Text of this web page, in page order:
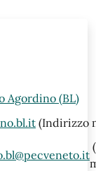
Agordino (BL)
(Indirizzo